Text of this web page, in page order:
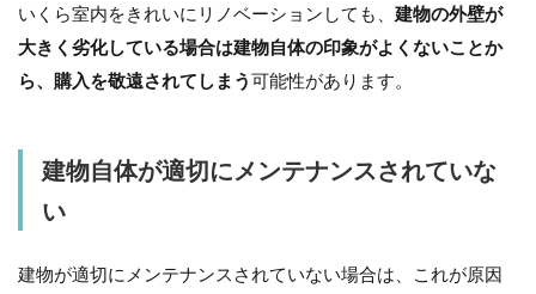
いくら室内をきれいにリノベーションしても、 建物の外壁が
大きく劣化している場合は建物自体の印象がよくないことか
ら、購入を敬遠されてしまう可能性があります。
建物自体が適切にメンテナンスされていな
い
建物が適切にメンテナンスされていない場合は、これが原因